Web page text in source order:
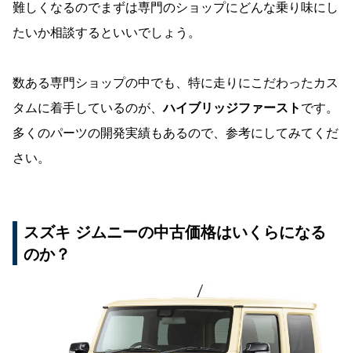
難しくなるのでまずは専門のショップにどんな乗り味にし
たいか相談するといいでしょう。
数ある専門ショップの中でも、特に走りにこだわったカス
タムに着手しているのが、ハイブリッジファースト です。
多くのパーツの開発実績もあるので、参考にしてみてくだ
さい。
スズキ ジムニーの中古価格はいくらになる
のか？